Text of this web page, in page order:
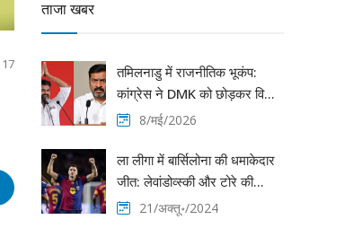
17
ताजा खबर
तमिलनाडु में राजनीतिक भूकंप:
कांग्रेस ने DMK को छोड़कर विजय
की TVK को दिया समर्थन
8/मई/2026
ला लीगा में बार्सिलोना की धमाकेदार
जीत: लेवांडोव्स्की और टोरे की
बेहतरीन प्रदर्शनी
21/अक्तू॰/2024